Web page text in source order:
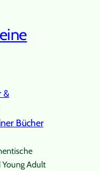
&
Bücher
Adult